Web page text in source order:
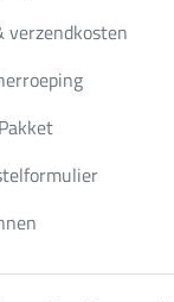
verzendkosten